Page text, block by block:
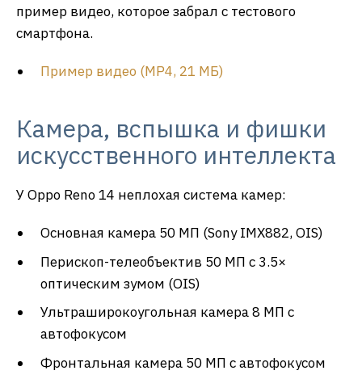
пример видео, которое забрал с тестового
смартфона.
Пример видео (MP4, 21 МБ)
Камера, вспышка и фишки
искусственного интеллекта
У Oppo Reno 14 неплохая система камер:
Основная камера 50 МП (Sony IMX882, OIS)
Перископ-телеобъектив 50 МП с 3.5×
оптическим зумом (OIS)
Ультраширокоугольная камера 8 МП с
автофокусом
Фронтальная камера 50 МП с автофокусом